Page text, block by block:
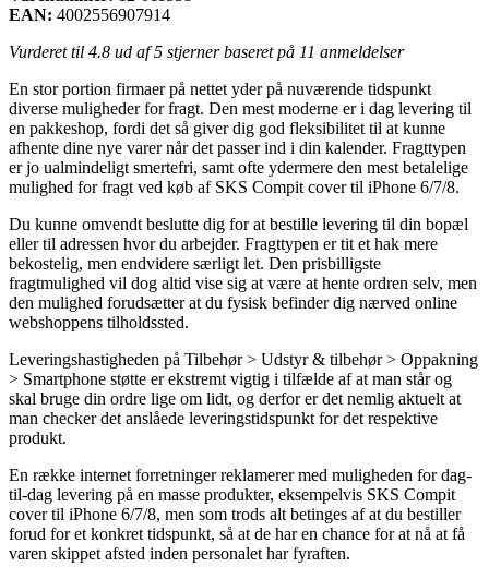
EAN: 4002556907914
Vurderet til 4.8 ud af 5 stjerner baseret på 11 anmeldelser
En stor portion firmaer på nettet yder på nuværende tidspunkt
diverse muligheder for fragt. Den mest moderne er i dag levering til
en pakkeshop, fordi det så giver dig god fleksibilitet til at kunne
afhente dine nye varer når det passer ind i din kalender. Fragttypen
er jo ualmindeligt smertefri, samt ofte ydermere den mest betalelige
mulighed for fragt ved køb af SKS Compit cover til iPhone 6/7/8.
Du kunne omvendt beslutte dig for at bestille levering til din bopæl
eller til adressen hvor du arbejder. Fragttypen er tit et hak mere
bekostelig, men endvidere særligt let. Den prisbilligste
fragtmulighed vil dog altid vise sig at være at hente ordren selv, men
den mulighed forudsætter at du fysisk befinder dig nærved online
webshoppens tilholdssted.
Leveringshastigheden på Tilbehør > Udstyr & tilbehør > Oppakning
> Smartphone støtte er ekstremt vigtig i tilfælde af at man står og
skal bruge din ordre lige om lidt, og derfor er det nemlig aktuelt at
man checker det anslåede leveringstidspunkt for det respektive
produkt.
En række internet forretninger reklamerer med muligheden for dag-
til-dag levering på en masse produkter, eksempelvis SKS Compit
cover til iPhone 6/7/8, men som trods alt betinges af at du bestiller
forud for et konkret tidspunkt, så at de har en chance for at nå at få
varen skippet afsted inden personalet har fyraften.